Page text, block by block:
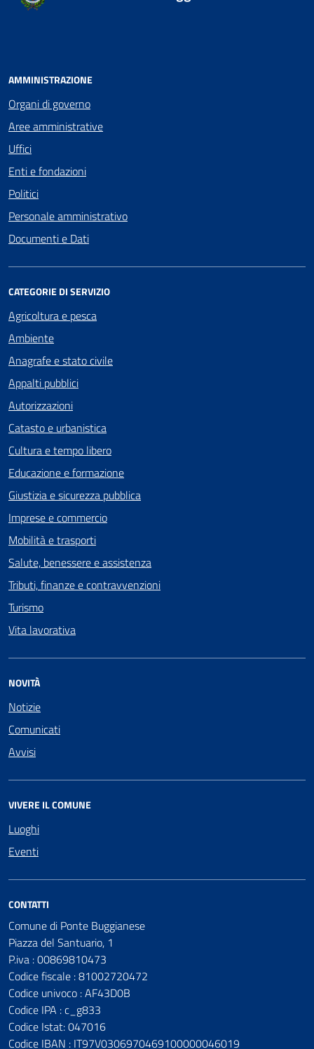
AMMINISTRAZIONE
Organi di governo
Aree amministrative
Uffici
Enti e fondazioni
Politici
Personale amministrativo
Documenti e Dati
CATEGORIE DI SERVIZIO
Agricoltura e pesca
Ambiente
Anagrafe e stato civile
Appalti pubblici
Autorizzazioni
Catasto e urbanistica
Cultura e tempo libero
Educazione e formazione
Giustizia e sicurezza pubblica
Imprese e commercio
Mobilità e trasporti
Salute, benessere e assistenza
Tributi, finanze e contravvenzioni
Turismo
Vita lavorativa
NOVITÀ
Notizie
Comunicati
Avvisi
VIVERE IL COMUNE
Luoghi
Eventi
CONTATTI
Comune di Ponte Buggianese
Piazza del Santuario, 1
P.iva : 00869810473
Codice fiscale : 81002720472
Codice univoco : AF43D0B
Codice IPA : c_g833
Codice Istat: 047016
Codice IBAN : IT97V0306970469100000046019